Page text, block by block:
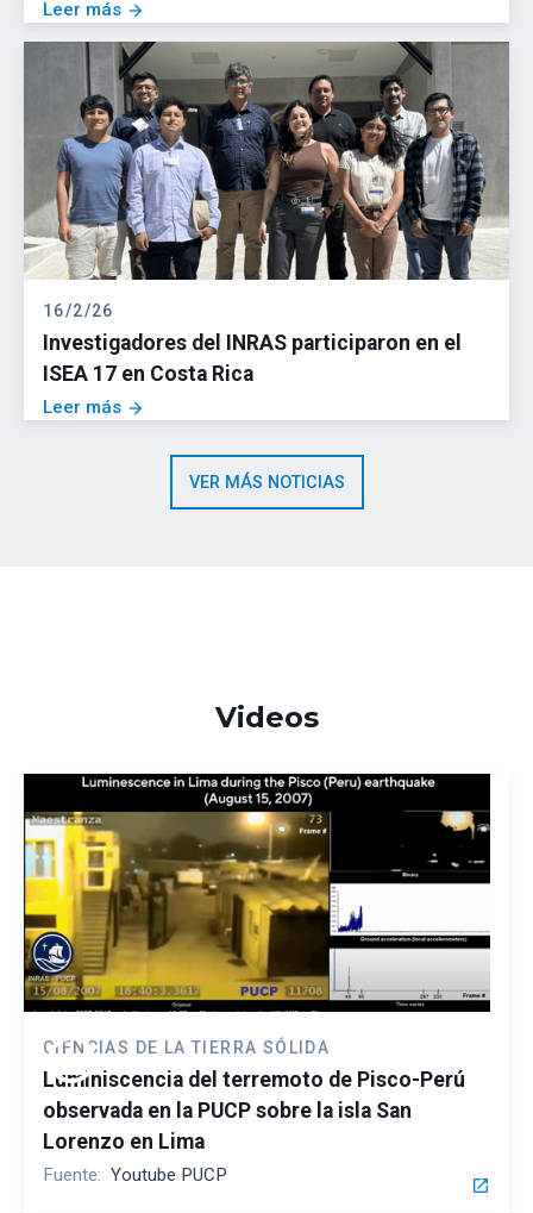
Leer más arrow_forward
16/2/26
Investigadores del INRAS participaron en el
ISEA 17 en Costa Rica
Leer más arrow_forward
VER MÁS NOTICIAS
Videos
play_circle
CIENCIAS DE LA TIERRA SÓLIDA
Luminiscencia del terremoto de Pisco-Perú
observada en la PUCP sobre la isla San
Lorenzo en Lima
Fuente: Youtube PUCP open_in_new